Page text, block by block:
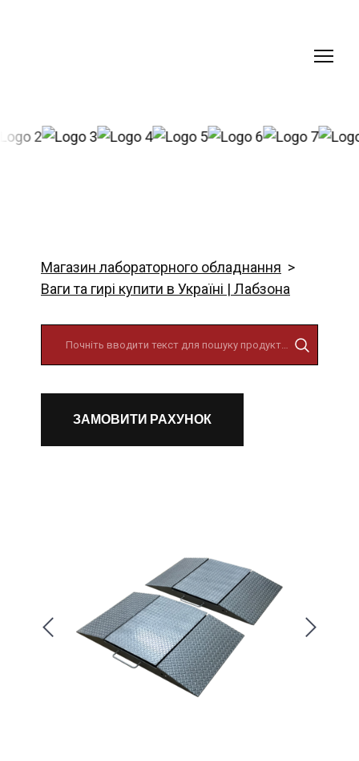
Магазин лабораторного обладнання
Ваги та гирі купити в Україні | Лабзона
ЗАМОВИТИ РАХУНОК